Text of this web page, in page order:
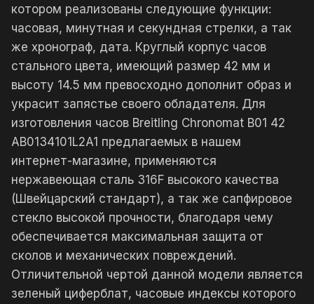
котором реализованы следующие функции:
часовая, минутная и секундная стрелки, а так
же хронограф, дата. Круглый корпус часов
стального цвета, имеющий размер 42 мм и
высоту 14.5 мм превосходно дополнит образ и
украсит запястье своего обладателя. Для
изготовления часов Breitling Chronomat B01 42
AB0134101L2A1 предлагаемых в нашем
интернет-магазине, применяются
нержавеющая сталь 316F высокого качества
(Швейцарский стандарт), а так же сапфировое
стекло высокой прочности, благодаря чему
обеспечивается максимальная защита от
сколов и механических повреждений.
Отличительной чертой данной модели является
зеленый циферблат, часовые индексы которого